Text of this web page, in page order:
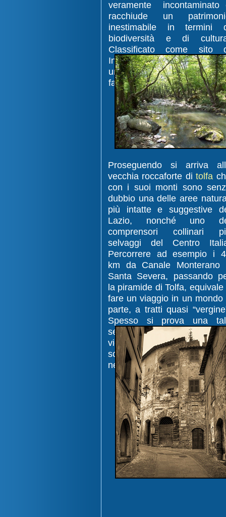
veramente incontaminato
racchiude un
inestimabile in termini
biodiversità e di
Classificato come sito
Interesse comunitario
una grande varietà di flora
fauna.
Proseguendo si arriva
vecchia roccaforte ditolfa
con i suoi monti sono
dubbio una delle aree
più intatte e suggestive
Lazio, nonché uno
comprensori collinari
selvaggi del Centro
Percorrere ad esempio i
km da Canale Monterano
Santa Severa, passando
la piramide di Tolfa, equivale
fare un viaggio in un mondo
parte, a tratti quasi
Spesso si prova una
sensazione di wilderness
vien da pensare che si
scoprendo luoghi in
nessuno abbia messo piede.